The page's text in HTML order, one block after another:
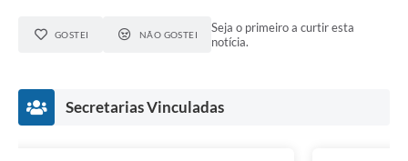
GOSTEI NÃO GOSTEI
Seja o primeiro a curtir esta
notícia.
Secretarias Vinculadas